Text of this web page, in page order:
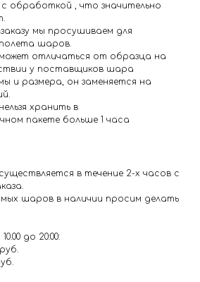
обработкой , что значительно
мы просушиваем для
полета шаров.
отличаться от образца на
у поставщиков шара
и размера, он заменяется на
хранить в
пакете больше 1 часа
в течение 2-х часов с
шаров в наличии просим делать
до 20:00: